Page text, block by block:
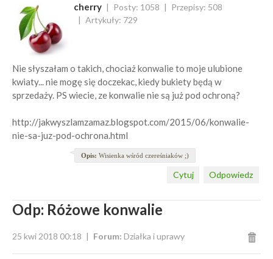
cherry Posty: 1058
Przepisy: 508
Artykuły: 729
Nie słyszałam o takich, chociaż konwalie to moje ulubione
kwiaty... nie mogę się doczekac, kiedy bukiety będą w
sprzedaży. PS wiecie, ze konwalie nie są już pod ochroną?
http://jakwyszlamzamaz.blogspot.com/2015/06/konwalie-
nie-sa-juz-pod-ochrona.html
Opis: Wisienka wśród czereśniaków ;)
Odpowiedz
Cytuj
Odp: Różowe konwalie
25 kwi 2018 00:18 Forum: Działka i uprawy